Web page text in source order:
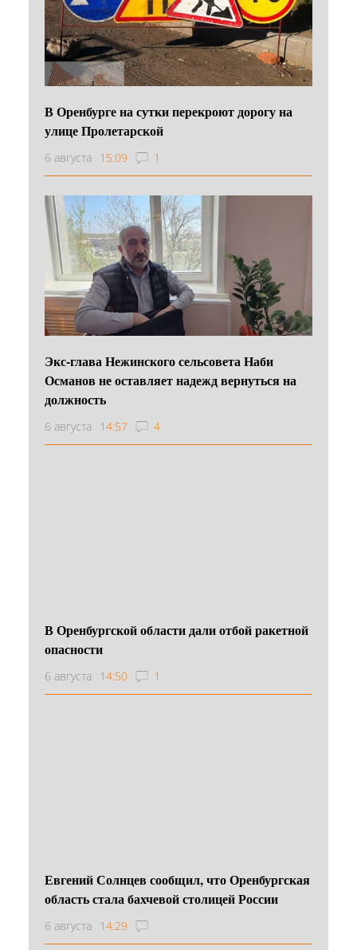
В Оренбурге на сутки перекроют дорогу на
улице Пролетарской
6 августа 15:09 1
Экс-глава Нежинского сельсовета Наби
Османов не оставляет надежд вернуться на
должность
6 августа 14:57 4
В Оренбургской области дали отбой ракетной
опасности
6 августа 14:50 1
Евгений Солнцев сообщил, что Оренбургская
область стала бахчевой столицей России
6 августа 14:29